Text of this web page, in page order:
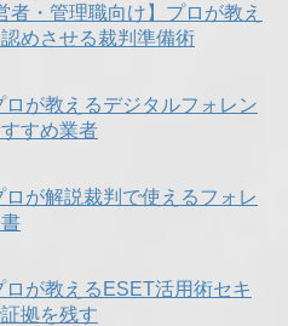
者・管理職向け】プロが教え
めさせる裁判準備術
ロが教えるデジタルフォレン
すめ業者
ロが解説裁判で使えるフォレ
ロが教えるESET活用術セキ
拠を残す